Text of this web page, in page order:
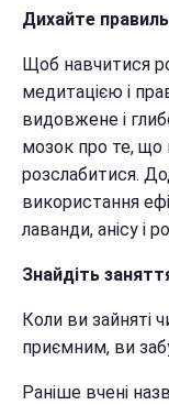
Дихайте
Щоб навчитися
медитацією і
видовжене і
мозок про те, що
розслабитися.
використання
лаванди, анісу і
Знайдіть
Коли ви зайняті
приємним, ви
Раніше вчені